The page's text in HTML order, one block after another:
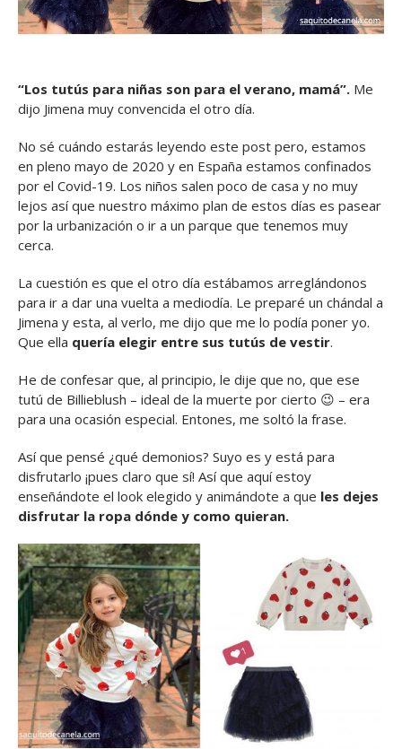
“Los tutús para niñas son para el verano, mamá”. Me
dijo Jimena muy convencida el otro día.
No sé cuándo estarás leyendo este post pero, estamos
en pleno mayo de 2020 y en España estamos confinados
por el Covid-19. Los niños salen poco de casa y no muy
lejos así que nuestro máximo plan de estos días es pasear
por la urbanización o ir a un parque que tenemos muy
cerca.
La cuestión es que el otro día estábamos arreglándonos
para ir a dar una vuelta a mediodía. Le preparé un chándal a
Jimena y esta, al verlo, me dijo que me lo podía poner yo.
Que ella quería elegir entre sus tutús de vestir.
He de confesar que, al principio, le dije que no, que ese
tutú de Billieblush – ideal de la muerte por cierto 😉 – era
para una ocasión especial. Entones, me soltó la frase.
Así que pensé ¿qué demonios? Suyo es y está para
disfrutarlo ¡pues claro que sí! Así que aquí estoy
enseñándote el look elegido y animándote a que les dejes
disfrutar la ropa dónde y como quieran.